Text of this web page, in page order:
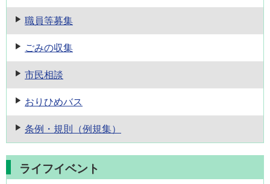
職員等募集
ごみの収集
市民相談
おりひめバス
条例・規則 （例規集）
ライフイベント